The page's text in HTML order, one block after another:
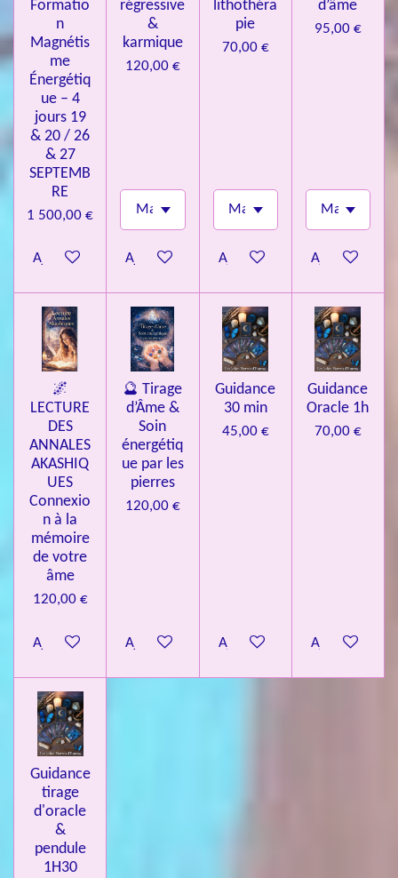
Formatio
n
Magnétis
me
Énergétiq
ue – 4
jours 19
& 20 / 26
& 27
SEPTEMB
RE
1 500,00 €
Ajouter au panier
régressive
&
karmique
120,00 €
Ajouter au panier
lithothéra
pie
70,00 €
Ajouter au panier
d’âme
95,00 €
Ajouter au
🌌
LECTURE
DES
ANNALES
AKASHIQ
UES
Connexio
n à la
mémoire
de votre
âme
120,00 €
Ajouter au panier
🔮 Tirage
d’Âme &
Soin
énergétiq
ue par les
pierres
120,00 €
Ajouter au panier
Guidance
30 min
45,00 €
Ajouter au panier
Guidance
Oracle 1h
70,00 €
Ajouter au
Guidance
tirage
d'oracle
&
pendule
1H30